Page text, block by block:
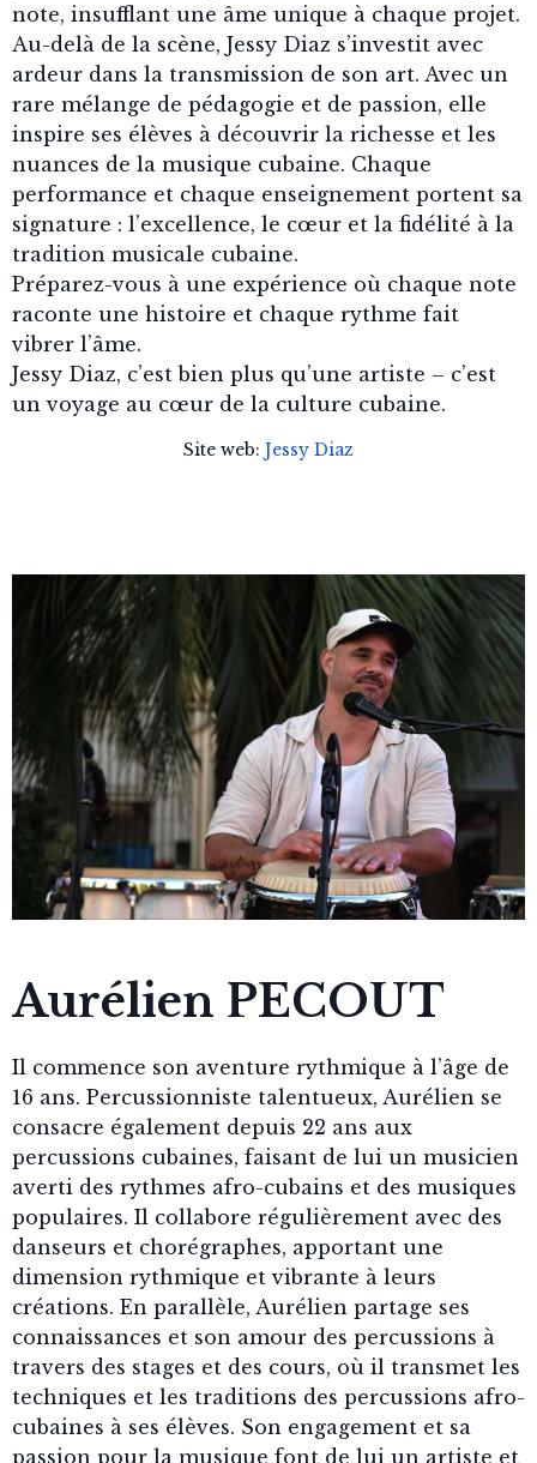
note, insufflant une âme unique à chaque projet.
Au-delà de la scène, Jessy Diaz s’investit avec
ardeur dans la transmission de son art. Avec un
rare mélange de pédagogie et de passion, elle
inspire ses élèves à découvrir la richesse et les
nuances de la musique cubaine. Chaque
performance et chaque enseignement portent sa
signature : l’excellence, le cœur et la fidélité à la
tradition musicale cubaine.
Préparez-vous à une expérience où chaque note
raconte une histoire et chaque rythme fait
vibrer l’âme.
Jessy Diaz, c’est bien plus qu’une artiste – c’est
un voyage au cœur de la culture cubaine.
Site web: Jessy Diaz
Aurélien PECOUT
Il commence son aventure rythmique à l’âge de
16 ans. Percussionniste talentueux, Aurélien se
consacre également depuis 22 ans aux
percussions cubaines, faisant de lui un musicien
averti des rythmes afro-cubains et des musiques
populaires. Il collabore régulièrement avec des
danseurs et chorégraphes, apportant une
dimension rythmique et vibrante à leurs
créations. En parallèle, Aurélien partage ses
connaissances et son amour des percussions à
travers des stages et des cours, où il transmet les
techniques et les traditions des percussions afro-
cubaines à ses élèves. Son engagement et sa
passion pour la musique font de lui un artiste et